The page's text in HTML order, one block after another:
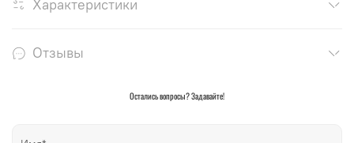
Характеристики
Отзывы
Остались вопросы? Задавайте!